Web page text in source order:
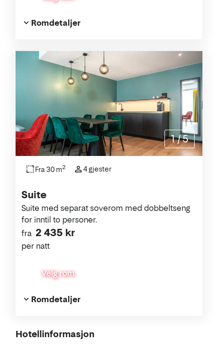
Romdetaljer
Suite
fra 2 435 kr
per natt
Suite med separat soverom med dobbeltseng
for inntil to personer.
Velg rom
Fra 30 m2 4 gjester
Romdetaljer
1 /5
Om
Hotellinformasjon